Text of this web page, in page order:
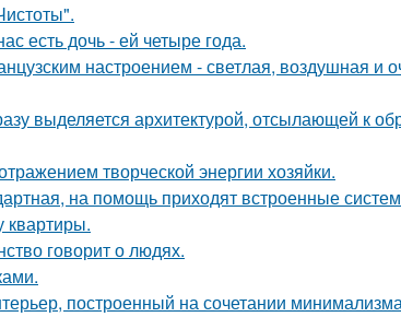
есть дочь - ей четыре года.
настроением - светлая, воздушная и
выделяется архитектурой, отсылающей к
творческой энергии хозяйки.
на помощь приходят встроенные
квартиры.
говорит о людях.
построенный на сочетании